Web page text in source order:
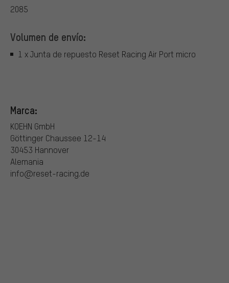
2085
Volumen de envío:
1 x Junta de repuesto Reset Racing Air Port micro
Marca:
KOEHN GmbH
Göttinger Chaussee 12-14
30453 Hannover
Alemania
info@reset-racing.de